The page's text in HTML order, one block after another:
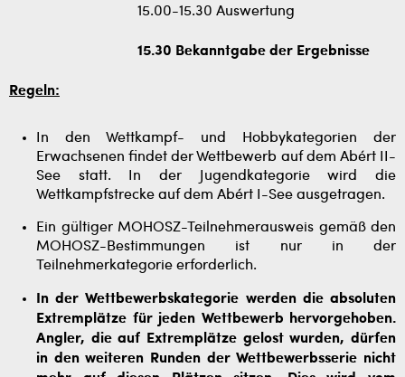
15.00-15.30 Auswertung
15.30 Bekanntgabe der Ergebnisse
Regeln:
In den Wettkampf- und Hobbykategorien der
Erwachsenen findet der Wettbewerb auf dem Abért II-
See statt. In der Jugendkategorie wird die
Wettkampfstrecke auf dem Abért I-See ausgetragen.
Ein gültiger MOHOSZ-Teilnehmerausweis gemäß den
MOHOSZ-Bestimmungen ist nur in der
Teilnehmerkategorie erforderlich.
In der Wettbewerbskategorie werden die absoluten
Extremplätze für jeden Wettbewerb hervorgehoben.
Angler, die auf Extremplätze gelost wurden, dürfen
in den weiteren Runden der Wettbewerbsserie nicht